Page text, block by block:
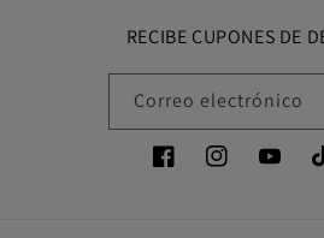
RECIBE CUPONES DE
Correo electrónico
FacebookInstagramYouTube